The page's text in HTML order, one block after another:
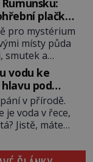
je […]
je na volném
tsunami i 300
na volném
metru.
vlny obávat
si […]
plačky
pro mystérium
místy půda
smutek a
existence.
pohřební
kapesníky
obřadu, ale
vyměřené
Kam
„Veselý“,
vodu ke
pod
v přírodě.
je voda v řece,
Jistě, máte
křížovému